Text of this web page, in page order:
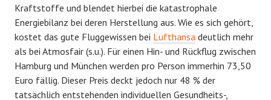
Kraftstoffe und blendet hierbei die katastrophale
Energiebilanz bei deren Herstellung aus. Wie es sich gehört,
kostet das gute Fluggewissen bei Lufthansa deutlich mehr
als bei Atmosfair (s.u.). Für einen Hin- und Rückflug zwischen
Hamburg und München werden pro Person immerhin 73,50
Euro fällig. Dieser Preis deckt jedoch nur 48 % der
tatsächlich entstehenden individuellen Gesundheits-,